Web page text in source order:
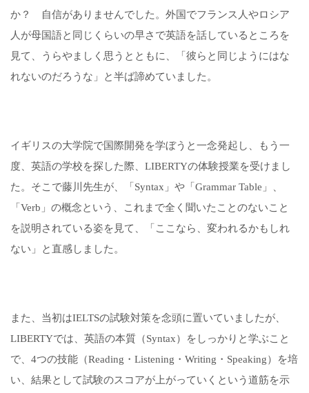
か？ 自信がありませんでした。外国でフランス人やロシア
人が母国語と同じくらいの早さで英語を話しているところを
見て、うらやましく思うとともに、「彼らと同じようにはな
れないのだろうな」と半ば諦めていました。
イギリスの大学院で国際開発を学ぼうと一念発起し、もう一
度、英語の学校を探した際、LIBERTYの体験授業を受けまし
た。そこで藤川先生が、「Syntax」や「Grammar Table」、
「Verb」の概念という、これまで全く聞いたことのないこと
を説明されている姿を見て、「ここなら、変われるかもしれ
ない」と直感しました。
また、当初はIELTSの試験対策を念頭に置いていましたが、
LIBERTYでは、英語の本質（Syntax）をしっかりと学ぶこと
で、4つの技能（Reading・Listening・Writing・Speaking）を培
い、結果として試験のスコアが上がっていくという道筋を示